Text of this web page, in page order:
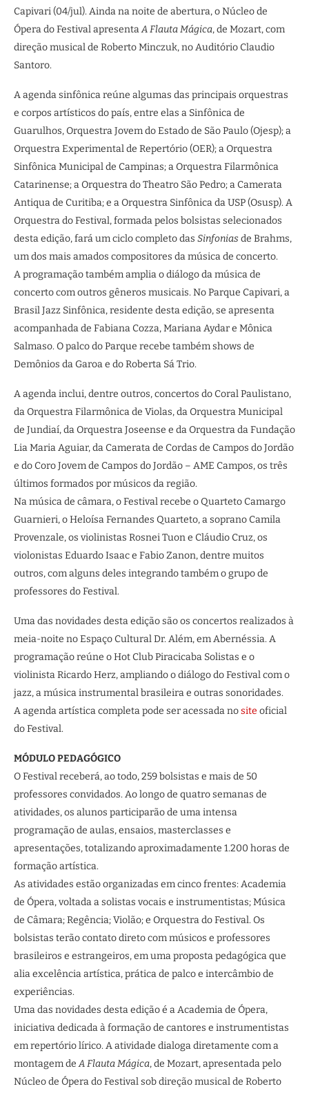
Capivari (04/jul). Ainda na noite de abertura, o Núcleo de
Ópera do Festival apresentaA Flauta Mágica, de Mozart, com
direção musical de Roberto Minczuk, no Auditório Claudio
Santoro.
A agenda sinfônica reúne algumas das principais orquestras
e corpos artísticos do país, entre elas a Sinfônica de
Guarulhos, Orquestra Jovem do Estado de São Paulo (Ojesp); a
Orquestra Experimental de Repertório (OER); a Orquestra
Sinfônica Municipal de Campinas; a Orquestra Filarmônica
Catarinense; a Orquestra do Theatro São Pedro; a Camerata
Antiqua de Curitiba; e a Orquestra Sinfônica da USP (Osusp). A
Orquestra do Festival, formada pelos bolsistas selecionados
desta edição, fará um ciclo completo das Sinfonias de Brahms,
um dos mais amados compositores da música de concerto.
A programação também amplia o diálogo da música de
concerto com outros gêneros musicais. No Parque Capivari, a
Brasil Jazz Sinfônica, residente desta edição, se apresenta
acompanhada de Fabiana Cozza, Mariana Aydar e Mônica
Salmaso. O palco do Parque recebe também shows de
Demônios da Garoa e do Roberta Sá Trio.
A agenda inclui, dentre outros, concertos do Coral Paulistano,
da Orquestra Filarmônica de Violas, da Orquestra Municipal
de Jundiaí, da Orquestra Joseense e da Orquestra da Fundação
Lia Maria Aguiar, da Camerata de Cordas de Campos do Jordão
e do Coro Jovem de Campos do Jordão – AME Campos, os três
últimos formados por músicos da região.
Na música de câmara, o Festival recebe o Quarteto Camargo
Guarnieri, o Heloísa Fernandes Quarteto, a soprano Camila
Provenzale, os violinistas Rosnei Tuon e Cláudio Cruz, os
violonistas Eduardo Isaac e Fabio Zanon, dentre muitos
outros, com alguns deles integrando também o grupo de
professores do Festival.
Uma das novidades desta edição são os concertos realizados à
meia-noite no Espaço Cultural Dr. Além, em Abernéssia. A
programação reúne o Hot Club Piracicaba Solistas e o
violinista Ricardo Herz, ampliando o diálogo do Festival com o
jazz, a música instrumental brasileira e outras sonoridades.
A agenda artística completa pode ser acessada nosite oficial
do Festival.
MÓDULO PEDAGÓGICO
O Festival receberá, ao todo, 259 bolsistas e mais de 50
professores convidados. Ao longo de quatro semanas de
atividades, os alunos participarão de uma intensa
programação de aulas, ensaios, masterclasses e
apresentações, totalizando aproximadamente 1.200 horas de
formação artística.
As atividades estão organizadas em cinco frentes: Academia
de Ópera, voltada a solistas vocais e instrumentistas; Música
de Câmara; Regência; Violão; e Orquestra do Festival. Os
bolsistas terão contato direto com músicos e professores
brasileiros e estrangeiros, em uma proposta pedagógica que
alia excelência artística, prática de palco e intercâmbio de
experiências.
Uma das novidades desta edição é a Academia de Ópera,
iniciativa dedicada à formação de cantores e instrumentistas
em repertório lírico. A atividade dialoga diretamente com a
montagem deA Flauta Mágica, de Mozart, apresentada pelo
Núcleo de Ópera do Festival sob direção musical de Roberto